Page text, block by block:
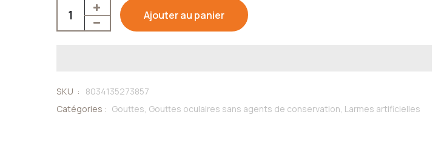
Ajouter au panier
SKU :
8034135273857
Catégories : Gouttes, Gouttes oculaires sans agents de conservation, Larmes artificielles